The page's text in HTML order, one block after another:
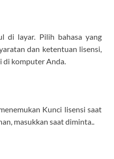
di layar. Pilih bahasa yang
dan ketentuan lisensi,
di komputer Anda.
Kunci lisensi saat
masukkan saat diminta..